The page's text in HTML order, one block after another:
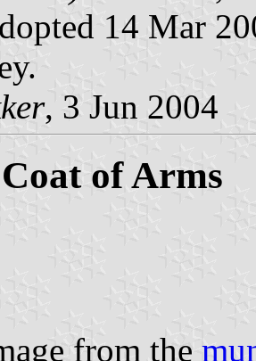
14 Mar
, 3 Jun 2004
of Arms
from the